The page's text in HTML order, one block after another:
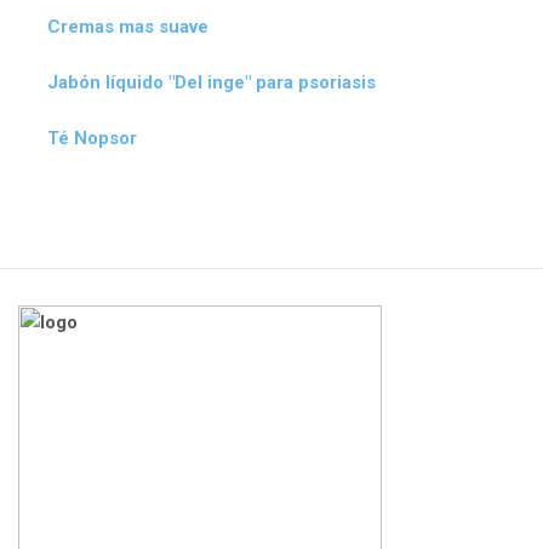
Cremas mas suave
Jabón líquido "Del inge" para psoriasis
Té Nopsor